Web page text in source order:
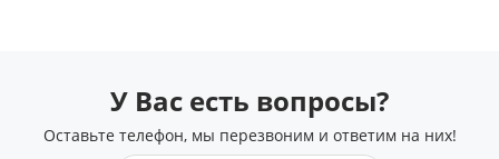
У Вас есть вопросы?
Оставьте телефон, мы перезвоним и ответим на них!